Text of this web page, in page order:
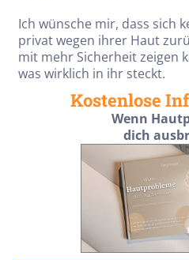
Ich wünsche mir, dass sich
privat wegen ihrer Haut
mit mehr Sicherheit zeigen
was wirklich in ihr steckt.
Kostenlose
Wenn
dich